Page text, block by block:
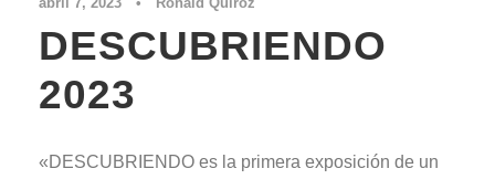
DESCUBRIENDO
2023
«DESCUBRIENDO es la primera exposición de un